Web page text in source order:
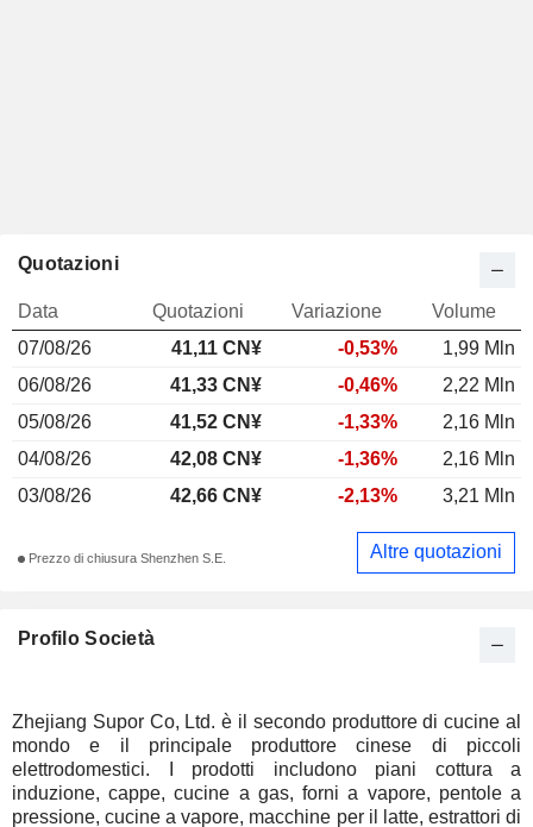
Profilo Società
Zhejiang Supor Co, Ltd. è il secondo produttore di cucine al
mondo e il principale produttore cinese di piccoli
elettrodomestici. I prodotti includono piani cottura a
induzione, cappe, cucine a gas, forni a vapore, pentole a
pressione, cucine a vapore, macchine per il latte, estrattori di
Quotazioni
Data Quotazioni Variazione
Volume
07/08/26
41,11 CN¥ -0,53%
1,99 Mln
06/08/26
41,33 CN¥ -0,46%
2,22 Mln
05/08/26
41,52 CN¥ -1,33%
2,16 Mln
04/08/26
42,08 CN¥ -1,36%
2,16 Mln
03/08/26
42,66 CN¥ -2,13% 3,21 Mln
Prezzo di chiusura Shenzhen S.E. Altre quotazioni